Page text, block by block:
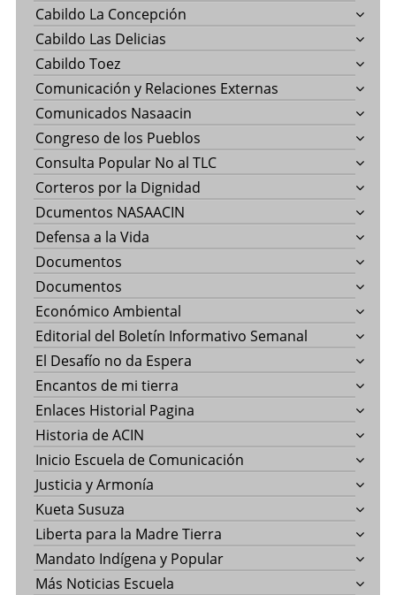
Cabildo La Concepción
Cabildo Las Delicias
Cabildo Toez
Comunicación y Relaciones Externas
Comunicados Nasaacin
Congreso de los Pueblos
Consulta Popular No al TLC
Corteros por la Dignidad
Dcumentos NASAACIN
Defensa a la Vida
Documentos
Documentos
Económico Ambiental
Editorial del Boletín Informativo Semanal
El Desafío no da Espera
Encantos de mi tierra
Enlaces Historial Pagina
Historia de ACIN
Inicio Escuela de Comunicación
Justicia y Armonía
Kueta Susuza
Liberta para la Madre Tierra
Mandato Indígena y Popular
Más Noticias Escuela